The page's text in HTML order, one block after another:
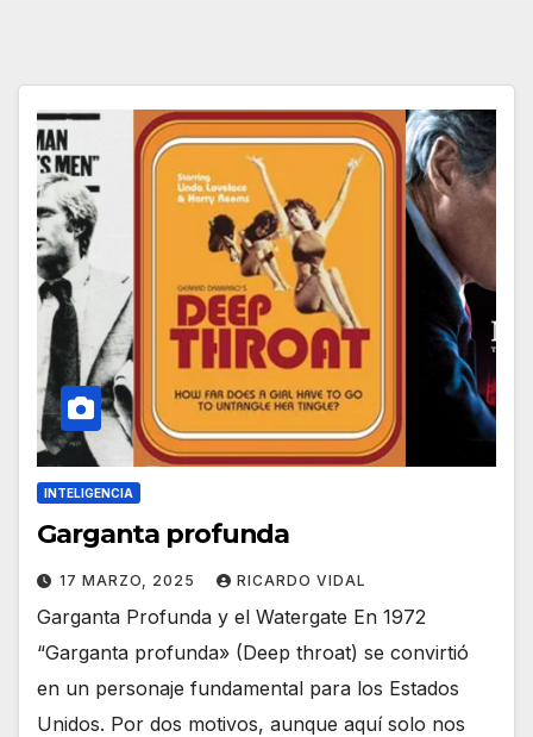
INTELIGENCIA
Garganta profunda
17 MARZO, 2025 RICARDO VIDAL
Garganta Profunda y el Watergate En 1972
“Garganta profunda» (Deep throat) se convirtió
en un personaje fundamental para los Estados
Unidos. Por dos motivos, aunque aquí solo nos